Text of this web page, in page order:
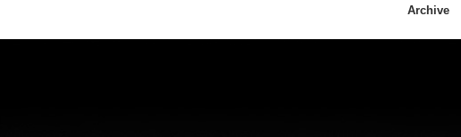
Archive